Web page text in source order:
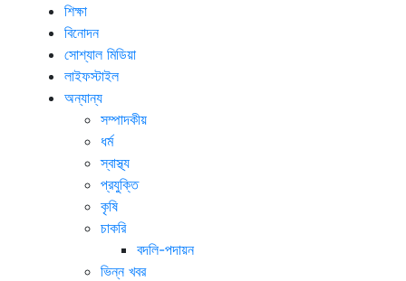
শিক্ষা
বিনোদন
সোশ্যাল মিডিয়া
লাইফস্টাইল
অন্যান্য
সম্পাদকীয়
ধর্ম
স্বাস্থ্য
প্রযুক্তি
কৃষি
চাকরি
বদলি-পদায়ন
ভিন্ন খবর